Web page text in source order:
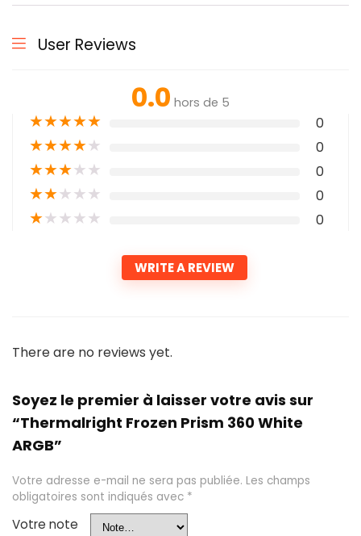
User Reviews
0.0 hors de 5
★★★★★ 0
★★★★★ 0
★★★★★ 0
★★★★★ 0
★★★★★ 0
WRITE A REVIEW
There are no reviews yet.
Soyez le premier à laisser votre avis sur
“Thermalright Frozen Prism 360 White
ARGB”
Votre adresse e-mail ne sera pas publiée. Les champs
obligatoires sont indiqués avec *
Votre note